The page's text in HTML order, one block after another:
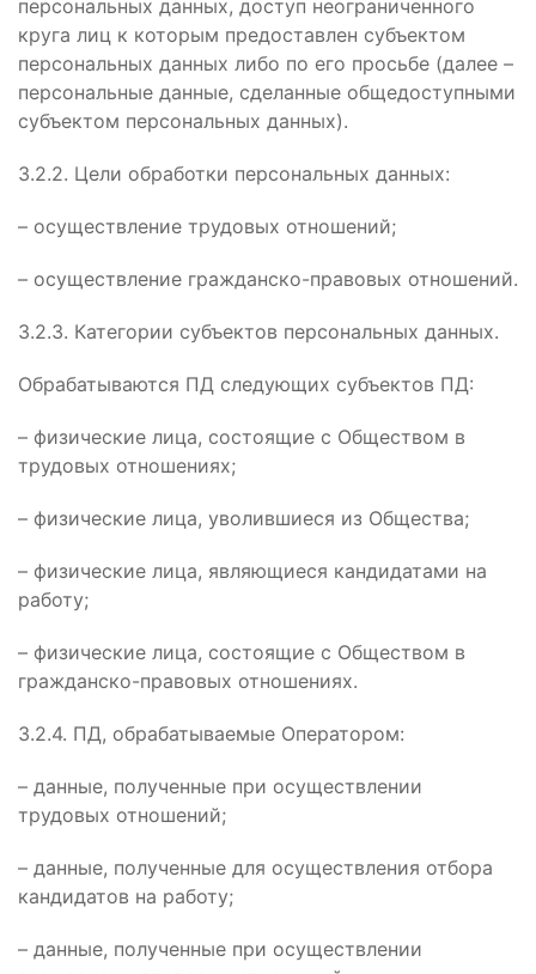
персональных данных, доступ неограниченного
круга лиц к которым предоставлен субъектом
персональных данных либо по его просьбе (далее –
персональные данные, сделанные общедоступными
субъектом персональных данных).
3.2.2. Цели обработки персональных данных:
– осуществление трудовых отношений;
– осуществление гражданско-правовых отношений.
3.2.3. Категории субъектов персональных данных.
Обрабатываются ПД следующих субъектов ПД:
– физические лица, состоящие с Обществом в
трудовых отношениях;
– физические лица, уволившиеся из Общества;
– физические лица, являющиеся кандидатами на
работу;
– физические лица, состоящие с Обществом в
гражданско-правовых отношениях.
3.2.4. ПД, обрабатываемые Оператором:
– данные, полученные при осуществлении
трудовых отношений;
– данные, полученные для осуществления отбора
кандидатов на работу;
– данные, полученные при осуществлении